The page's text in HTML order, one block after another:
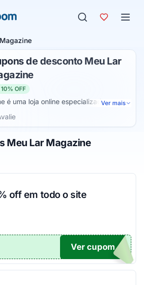
de desconto Meu Lar
OFF
é uma loja online especializada na
decorar sua casa. Dessa forma,
com muito com gosto.
Ver mais
Magazine, de 1 a 5 estrelas
Meu Lar Magazine
off em todo o site
NTOS
Ver cupom